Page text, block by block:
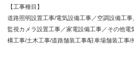
【工事種目】
道路照明設置工事/電気設備工事／空調設備工
監視カメラ設置工事／家電設備工事／その他
構工事/土木工事/道路舗装工事/駐車場舗装工事/